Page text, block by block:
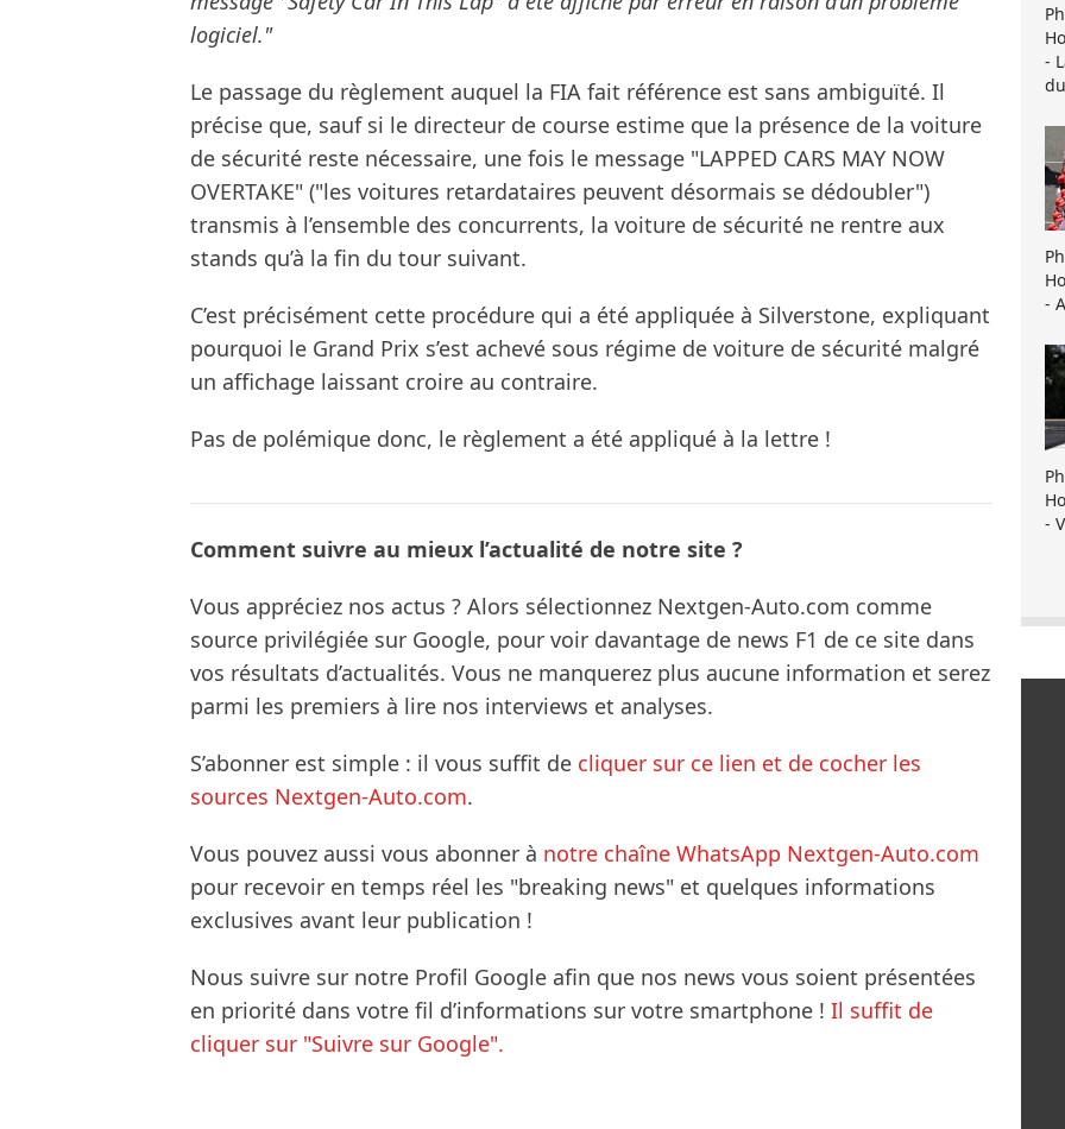
logiciel."
Le passage du règlement auquel la FIA fait référence est sans ambiguïté. Il
précise que, sauf si le directeur de course estime que la présence de la voiture
de sécurité reste nécessaire, une fois le message "LAPPED CARS MAY NOW
OVERTAKE" ("les voitures retardataires peuvent désormais se dédoubler")
transmis à l’ensemble des concurrents, la voiture de sécurité ne rentre aux
stands qu’à la fin du tour suivant.
C’est précisément cette procédure qui a été appliquée à Silverstone, expliquant
pourquoi le Grand Prix s’est achevé sous régime de voiture de sécurité malgré
un affichage laissant croire au contraire.
Pas de polémique donc, le règlement a été appliqué à la lettre !
Comment suivre au mieux l’actualité de notre site ?
Vous appréciez nos actus ? Alors sélectionnez Nextgen-Auto.com comme
source privilégiée sur Google, pour voir davantage de news F1 de ce site dans
vos résultats d’actualités. Vous ne manquerez plus aucune information et serez
parmi les premiers à lire nos interviews et analyses.
S’abonner est simple : il vous suffit de cliquer sur ce lien et de cocher les
sources Nextgen-Auto.com.
Vous pouvez aussi vous abonner à notre chaîne WhatsApp Nextgen-Auto.com
pour recevoir en temps réel les "breaking news" et quelques informations
exclusives avant leur publication !
Nous suivre sur notre Profil Google afin que nos news vous soient présentées
en priorité dans votre fil d’informations sur votre smartphone ! Il suffit de
cliquer sur "Suivre sur Google".
-
-
-